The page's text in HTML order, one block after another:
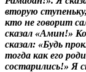
вторую
кто не говорит
сказал «Амин!»
сказал: «Будь
тогда как его
состарились!» Я